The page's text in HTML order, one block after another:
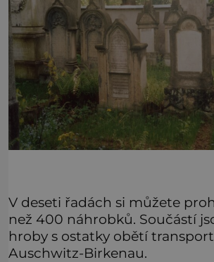
V deseti řadách si můžete
než 400 náhrobků. Součástí
hroby s ostatky obětí
Auschwitz-Birkenau.